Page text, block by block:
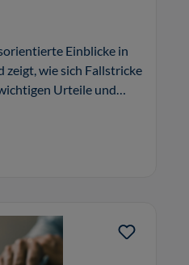
Einblicke in
zeigt, wie sich Fallstricke
Urteile und